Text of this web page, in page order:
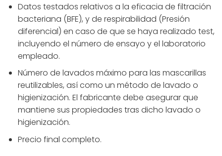
Datos testados relativos a la eficacia de filtración
bacteriana (BFE), y de respirabilidad (Presión
diferencial) en caso de que se haya realizado test,
incluyendo el número de ensayo y el laboratorio
empleado.
Número de lavados máximo para las mascarillas
reutilizables, así como un método de lavado o
higienización. El fabricante debe asegurar que
mantiene sus propiedades tras dicho lavado o
higienización.
Precio final completo.